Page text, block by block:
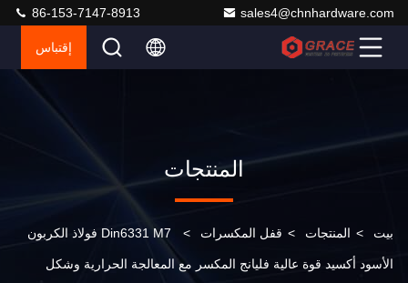
sales4@chnhardware.com
86-153-7147-8913
إقتباس
المنتجات
بيت > المنتجات > قفل المكسرات > Din6331 M7 فولاذ الكربون
الأسود أكسيد قوة عالية فليانج المكسر مع المعالجة الحرارية وشكل